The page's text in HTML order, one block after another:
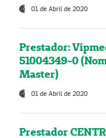
01 de Abril de 2020
Prestador:
51004349-0
Master)
01 de Abril de 2020
Prestador